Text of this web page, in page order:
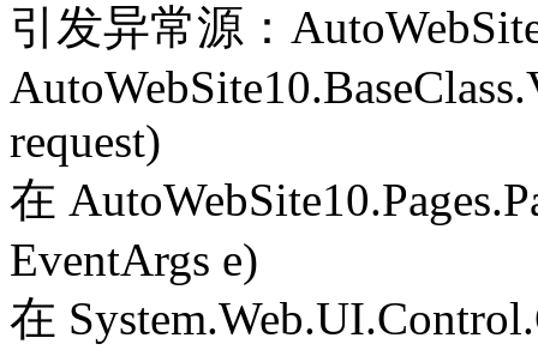
引发异常源：
request)
在
EventArgs e)
在